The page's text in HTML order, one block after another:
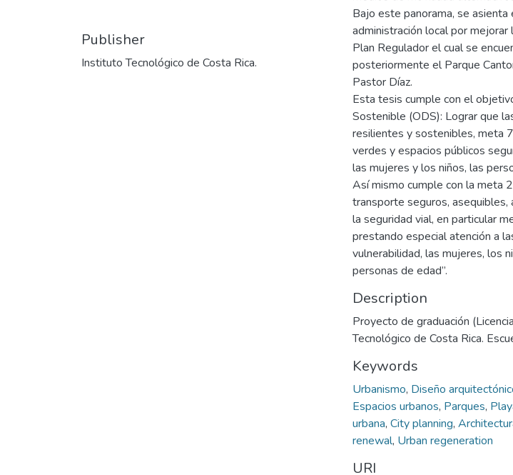
Publisher
Instituto Tecnológico de Costa Rica.
Bajo este panorama, se
administración local por
Plan Regulador el cual se
posteriormente el Parque
Pastor Díaz.
Esta tesis cumple con el
Sostenible (ODS): Lograr que
resilientes y sostenibles, meta
verdes y espacios públicos
las mujeres y los niños, las
Así mismo cumple con la meta
transporte seguros,
la seguridad vial, en particular
prestando especial atención a
vulnerabilidad, las mujeres, los
personas de edad”.
Description
Proyecto de graduación
Tecnológico de Costa Rica.
Keywords
Urbanismo, Diseño
Espacios urbanos, Parques,
urbana, City planning,
renewal, Urban regeneration
URI